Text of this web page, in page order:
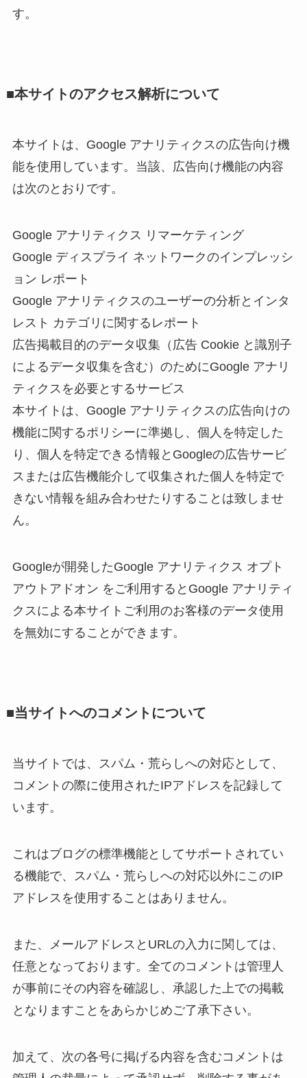
す。
■本サイトのアクセス解析について
本サイトは、Google アナリティクスの広告向け機
能を使用しています。当該、広告向け機能の内容
は次のとおりです。
Google アナリティクス リマーケティング
Google ディスプライ ネットワークのインプレッシ
ョン レポート
Google アナリティクスのユーザーの分析とインタ
レスト カテゴリに関するレポート
広告掲載目的のデータ収集（広告 Cookie と識別子
によるデータ収集を含む）のためにGoogle アナリ
ティクスを必要とするサービス
本サイトは、Google アナリティクスの広告向けの
機能に関するポリシーに準拠し、個人を特定した
り、個人を特定できる情報とGoogleの広告サービ
スまたは広告機能介して収集された個人を特定で
きない情報を組み合わせたりすることは致しませ
ん。
Googleが開発したGoogle アナリティクス オプト
アウトアドオン をご利用するとGoogle アナリティ
クスによる本サイトご利用のお客様のデータ使用
を無効にすることができます。
■当サイトへのコメントについて
当サイトでは、スパム・荒らしへの対応として、
コメントの際に使用されたIPアドレスを記録して
います。
これはブログの標準機能としてサポートされてい
る機能で、スパム・荒らしへの対応以外にこのIP
アドレスを使用することはありません。
また、メールアドレスとURLの入力に関しては、
任意となっております。全てのコメントは管理人
が事前にその内容を確認し、承認した上での掲載
となりますことをあらかじめご了承下さい。
加えて、次の各号に掲げる内容を含むコメントは